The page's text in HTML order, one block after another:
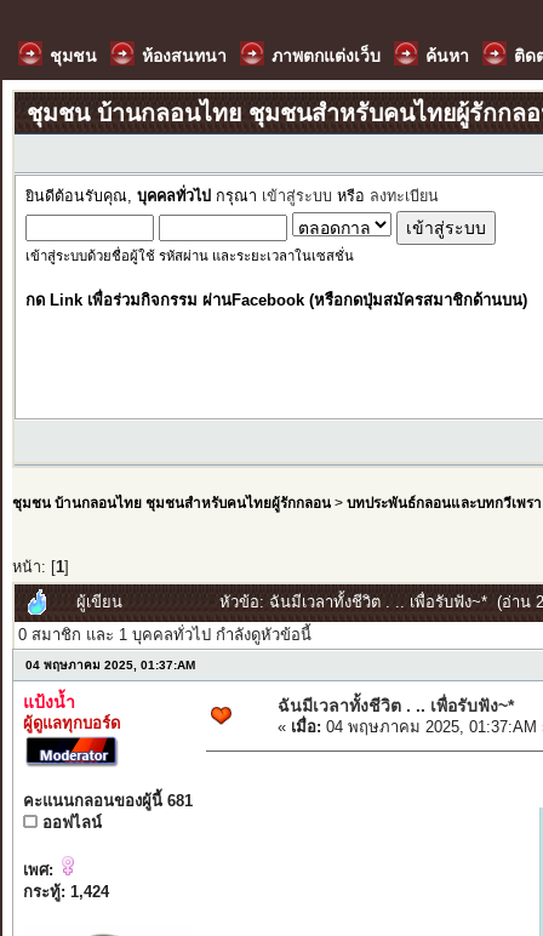
ชุมชน ห้องสนทนา ภาพตกแต่งเว็บ ค้นหา ติด
ชุมชน บ้านกลอนไทย ชุมชนสำหรับคนไทยผู้รักกล
ยินดีต้อนรับคุณ, บุคคลทั่วไป กรุณา เข้าสู่ระบบ หรือ ลงทะเบียน
เข้าสู่ระบบด้วยชื่อผู้ใช้ รหัสผ่าน และระยะเวลาในเซสชั่น
กด Link เพื่อร่วมกิจกรรม ผ่านFacebook (หรือกดปุ่มสมัครสมาชิกด้านบน)
ชุมชน บ้านกลอนไทย ชุมชนสำหรับคนไทยผู้รักกลอน> บทประพันธ์กลอนและบทกวีเพรา
หน้า: [ 1]
ผู้เขียน
หัวข้อ: ฉันมีเวลาทั้งชีวิต . .. เพื่อรับฟัง~* (อ่าน
0 สมาชิก และ 1 บุคคลทั่วไป กำลังดูหัวข้อนี้
04 พฤษภาคม 2025, 01:37:AM
แป้งน้ำ
ผู้ดูแลทุกบอร์ด
คะแนนกลอนของผู้นี้ 681
ออฟไลน์
เพศ:
กระทู้: 1,424
ฉันมีเวลาทั้งชีวิต . .. เพื่อรับฟัง~*
« เมื่อ: 04 พฤษภาคม 2025, 01:37:AM